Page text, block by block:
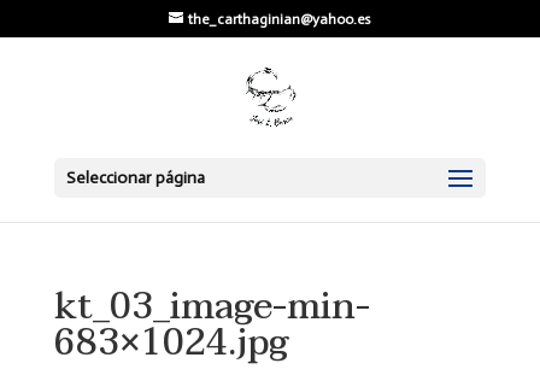
the_carthaginian@yahoo.es
Seleccionar página
kt_03_image-min-
683×1024.jpg